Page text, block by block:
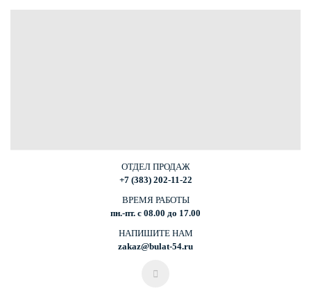
ОТДЕЛ ПРОДАЖ
+7 (383) 202-11-22
ВРЕМЯ РАБОТЫ
пн.-пт. с 08.00 до 17.00
НАПИШИТЕ НАМ
zakaz@bulat-54.ru